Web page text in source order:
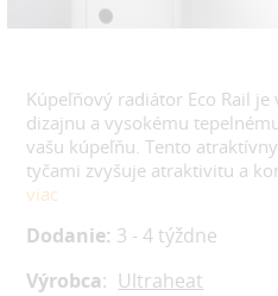
Kúpeľňový radiátor Eco Rail
dizajnu a vysokému
vašu kúpeľňu. Tento
tyčami zvyšuje atraktivitu a
viac
Dodanie: 3 - 4 týždne
Výrobca: Ultraheat